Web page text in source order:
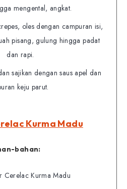
mengental, angkat.
oles dengan campuran isi,
pisang, gulung hingga padat
dan rapi.
sajikan dengan saus apel dan
keju parut.
Kurma Madu
bahan:
Cerelac Kurma Madu